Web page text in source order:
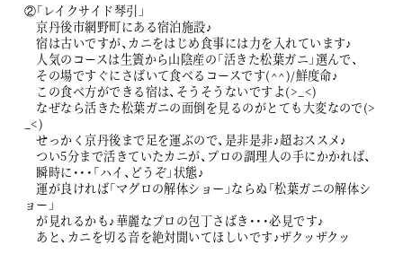
②「レイクサイド琴引」
京丹後市網野町にある宿泊施設♪
宿は古いですが、カニをはじめ食事には力を入れています♪
人気のコースは生簀から山陰産の「活きた松葉ガニ」選んで、
その場ですぐにさばいて食べるコースです(^^)/鮮度命♪
この食べ方ができる宿は、そうそうないですよ(>_<)
なぜなら活きた松葉ガニの面倒を見るのがとても大変なので(>
_<)
せっかく京丹後まで足を運ぶので、是非是非♪超おススメ♪
つい5分まで活きていたカニが、プロの調理人の手にかかれば、
瞬時に・・・「ハイ、どうぞ」状態♪
運が良ければ「マグロの解体ショー」ならぬ「松葉ガニの解体シ
ョー」
が見れるかも♪華麗なプロの包丁さばき・・・必見です♪
あと、カニを切る音を絶対聞いてほしいです♪ザクッザクッ